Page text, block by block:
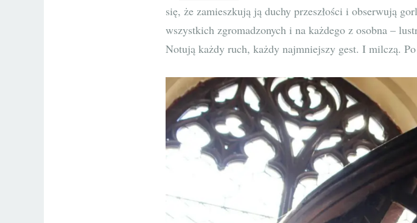
się, że zamieszkują ją duchy przeszłości i obserwują
wszystkich zgromadzonych i na każdego z osobna –
Notują każdy ruch, każdy najmniejszy gest. I milczą.